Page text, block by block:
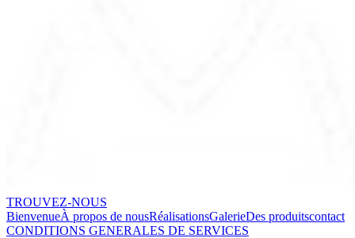
TROUVEZ-NOUS
BienvenueÀ propos de nousRéalisationsGalerieDes produitscontact
CONDITIONS GENERALES DE SERVICES